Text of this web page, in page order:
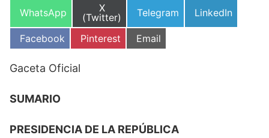
Compartir
WhatsApp
Compartir
en
X
(Twitter)
Compartir
Telegram
Compartir
LinkedIn
Compartir
en
Facebook
Compartir
en
Pinterest
Compartir
en
Email
Gaceta Oficial
SUMARIO
PRESIDENCIA DE LA REPÚBLICA